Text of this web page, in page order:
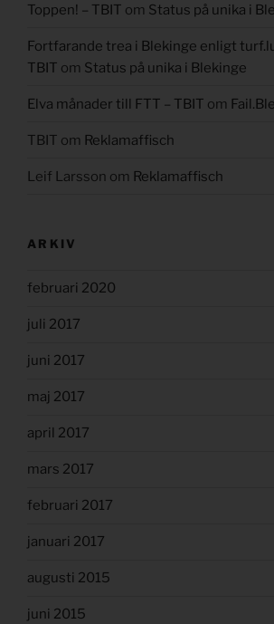
Toppen! – TBIT om Status på unika i
Fortfarande trea i Blekinge enligt
TBIT om Status på unika i Blekinge
Elva månader till FTT – TBIT om
TBIT om Reklamaffisch
Leif Larsson om Reklamaffisch
ARKIV
februari 2020
juli 2017
juni 2017
maj 2017
april 2017
mars 2017
februari 2017
januari 2017
augusti 2015
juni 2015